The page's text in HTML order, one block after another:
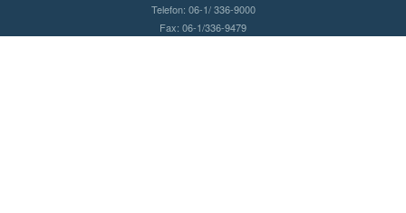
Telefon: 06-1/ 336-9000
Fax: 06-1/336-9479